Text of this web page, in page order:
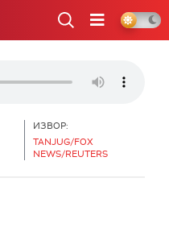
ИЗВОР:
TANJUG/FOX
NEWS/REUTERS